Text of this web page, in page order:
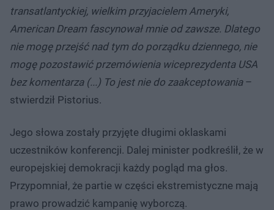
transatlantyckiej, wielkim przyjacielem Ameryki,
American Dream fascynował mnie od zawsze. Dlatego
nie mogę przejść nad tym do porządku dziennego, nie
mogę pozostawić przemówienia wiceprezydenta USA
bez komentarza (...) To jest nie do zaakceptowania –
stwierdził Pistorius.
Jego słowa zostały przyjęte długimi oklaskami
uczestników konferencji. Dalej minister podkreślił, że w
europejskiej demokracji każdy pogląd ma głos.
Przypomniał, że partie w części ekstremistyczne mają
prawo prowadzić kampanię wyborczą.